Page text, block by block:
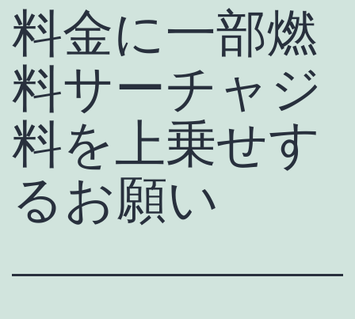
ッ料金に一部燃
料サーチャジ
料を上乗せす
るお願い